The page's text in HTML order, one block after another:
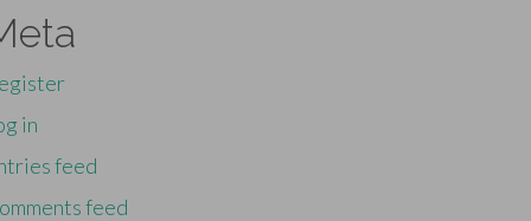
in
feed
feed